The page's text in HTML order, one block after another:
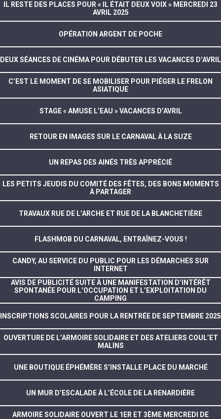
IL RESTE DES PLACES POUR « IL ÉTAIT DEUX VOIX » MERCREDI 23
AVRIL 2025
OPÉRATION ARGENT DE POCHE
DEUX SÉANCES DE CINÉMA POUR DÉBUTER LES VACANCES D’AVRIL
C’EST LE MOMENT DE SE MOBILISER POUR PIÉGER LE FRELON
ASIATIQUE
STAGE « AMUSE L’EAU » VACANCES D’AVRIL
RETOUR EN IMAGES SUR LE CARNAVAL À LA SUZE
UN REPAS DES AINÉS TRÈS APPRÉCIÉ
LES PETITS JEUDIS DU COMITÉ DES FÊTES, DES BONS MOMENTS
À PARTAGER
TRAVAUX RUE DE L’ARCHE ET RUE DE LA BLANCHETIÈRE
FLASHMOB DU CARNAVAL, ENTRAÎNEZ-VOUS !
CANDY, AU SERVICE DU PUBLIC POUR LES DÉMARCHES SUR
INTERNET
AVIS DE PUBLICITÉ SUITE À UNE MANIFESTATION D’INTÉRÊT
SPONTANÉE POUR L’OCCUPATION ET L’EXPLOITATION DU
CAMPING
INSCRIPTIONS SCOLAIRES POUR LA RENTRÉE DE SEPTEMBRE 2025
OUVERTURE DE L’ARMOIRE SOLIDAIRE ET DES ATELIERS COUL’ET
MALINS
UNE BOUTIQUE ÉPHÉMÈRE S’INSTALLE PLACE DU MARCHÉ
UN MUR D’ESCALADE À L’ÉCOLE DE LA RENARDIÈRE
ARMOIRE SOLIDAIRE OUVERT LE 1ER ET 3ÈME MERCREDI DE